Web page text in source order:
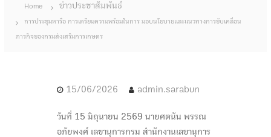
Home ข่าวประชาสัมพันธ์
การประชุมหารือ การเตรียมความพร้อมในการ มอบนโยบายและแนวทางการขับเคลื่อน
ภารกิจของกรมส่งเสริมการเกษตร
15/06/2026 admin.sarabun
วันที่ 15 มิถุนายน 2569 นายศตนัน พรรณ
อภัยพงศ์ เลขานุการกรม สำนักงานเลขานุการ